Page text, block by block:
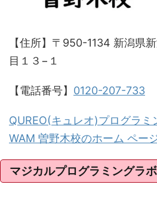
【住所】〒950-1134 新潟県
目１３−１
【電話番号】 0120-207-733
QUREO(キュレオ)プログラミ
WAM 曽野木校のホーム ペー
マジカルプログラミングラボ